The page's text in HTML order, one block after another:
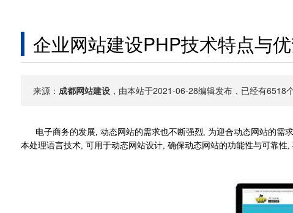
企业网站建设PHP技术特点与
来源： 成都网站建设，由本站于2021-06-28编辑发布，已经有6518
电子商务的发展, 动态网站的需求也不断强烈, 为迎合动态网站的需
本处理语言技术, 可用于动态网站设计, 确保动态网站的功能性与可靠性,